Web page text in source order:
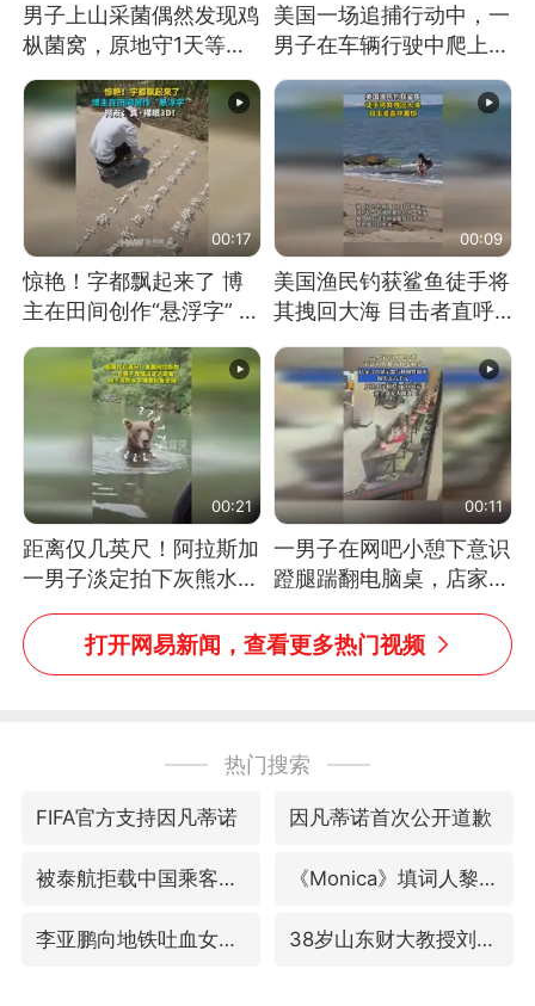
男子上山采菌偶然发现鸡
枞菌窝，原地守1天等它
长大：挖了140多朵
美国一场追捕行动中，一
男子在车辆行驶中爬上车
顶跳舞。（新京报）
00:17
惊艳！字都飘起来了 博
主在田间创作“悬浮字” 网
友：真·裸眼3D！
00:09
美国渔民钓获鲨鱼徒手将
其拽回大海 目击者直呼
震惊 （视频来源：参考
消息）
00:21
距离仅几英尺！阿拉斯加
一男子淡定拍下灰熊水中
捕食鲑鱼全程
00:11
一男子在网吧小憩下意识
蹬腿踹翻电脑桌，店家3
台显示器与机械臂损坏
打开网易新闻，查看更多热门视频
热门搜索
FIFA官方支持因凡蒂诺 因凡蒂诺首次公开道歉
被泰航拒载中国乘客：免费改签没兑现 《Monica》填词人黎彼得去世
李亚鹏向地铁吐血女孩捐99999元 38岁山东财大教授刘海明逝世